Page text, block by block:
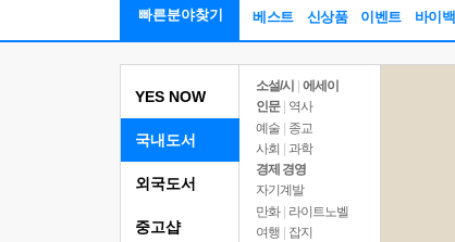
빠른분야찾기 베스트 신상품 이벤트 바이백
YES NOW
국내도서
소설/시
에세이
인문
역사
예술 | 종교
사회 | 과학
경제 경영
자기계발
만화 | 라이트노벨
여행
잡지
외국도서
중고샵